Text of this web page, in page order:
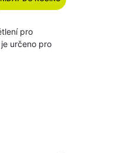
pro
určeno pro